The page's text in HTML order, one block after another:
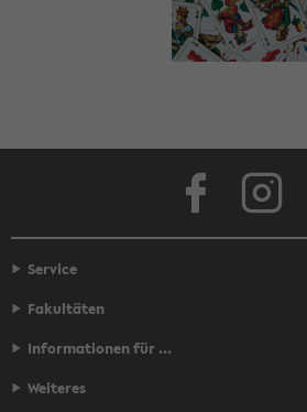
Face­book
Service
Fakultäten
Informationen für ...
Weiteres